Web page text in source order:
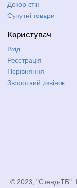
Декор стін
Супутні товари
Користувач
Вхід
Реєстрація
Порівняння
Зворотний дзвінок
© 2023, "Стенд-ТБ".